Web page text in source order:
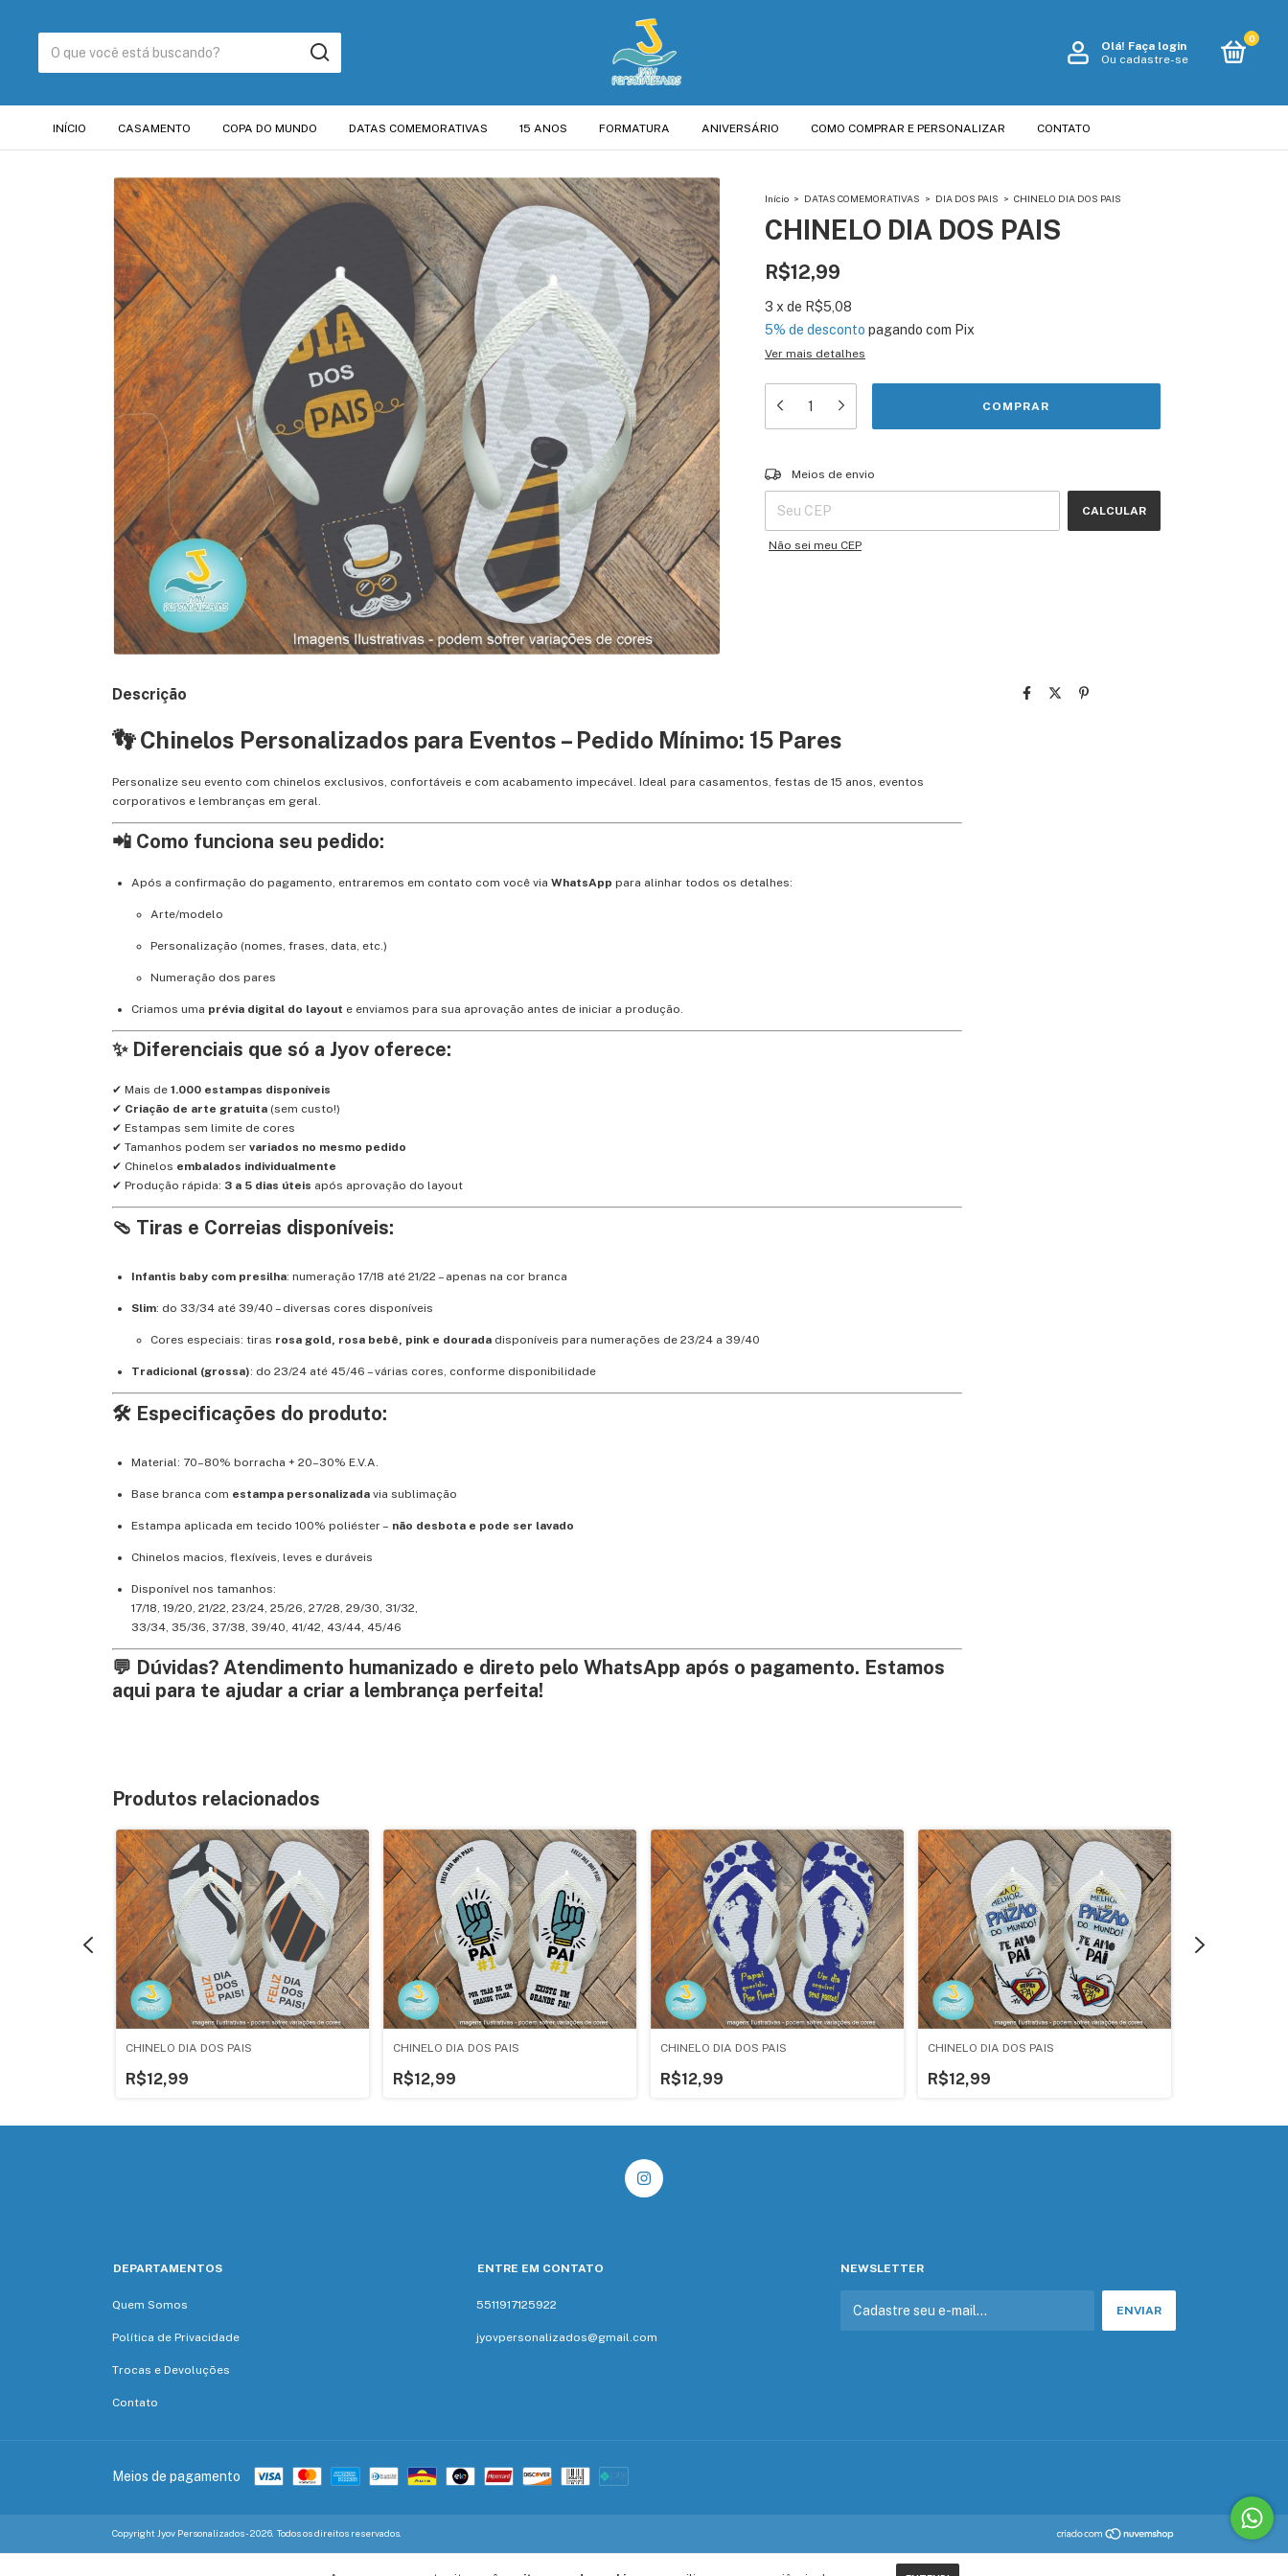
Olá! Faça login
Ou cadastre-se
0
INÍCIO CASAMENTO COPA DO MUNDO DATAS COMEMORATIVAS 15 ANOS FORMATURA ANIVERSÁRIO COMO COMPRAR E PERSONALIZAR CONTATO
Início > DATAS COMEMORATIVAS > DIA DOS PAIS > CHINELO DIA DOS PAIS
CHINELO DIA DOS PAIS
R$12,99
3 x de R$5,08
5% de desconto pagando com Pix
Ver mais detalhes
Entregas para o CEP:
Meios de envio
CALCULAR
Não sei meu CEP
Descrição
👣 Chinelos Personalizados para Eventos – Pedido Mínimo: 15 Pares
Personalize seu evento com chinelos exclusivos, confortáveis e com acabamento impecável. Ideal para casamentos, festas de 15 anos, eventos
corporativos e lembranças em geral.
📲 Como funciona seu pedido:
Após a confirmação do pagamento, entraremos em contato com você via WhatsApp para alinhar todos os detalhes:
Arte/modelo
Personalização (nomes, frases, data, etc.)
Numeração dos pares
Criamos uma prévia digital do layout e enviamos para sua aprovação antes de iniciar a produção.
✨ Diferenciais que só a Jyov oferece:
✔ Mais de 1.000 estampas disponíveis
✔ Criação de arte gratuita (sem custo!)
✔ Estampas sem limite de cores
✔ Tamanhos podem ser variados no mesmo pedido
✔ Chinelos embalados individualmente
✔ Produção rápida: 3 a 5 dias úteis após aprovação do layout
🩴 Tiras e Correias disponíveis:
Infantis baby com presilha: numeração 17/18 até 21/22 – apenas na cor branca
Slim: do 33/34 até 39/40 – diversas cores disponíveis
Cores especiais: tiras rosa gold, rosa bebê, pink e dourada disponíveis para numerações de 23/24 a 39/40
Tradicional (grossa): do 23/24 até 45/46 – várias cores, conforme disponibilidade
🛠️ Especificações do produto:
Material: 70–80% borracha + 20–30% E.V.A.
Base branca com estampa personalizada via sublimação
Estampa aplicada em tecido 100% poliéster – não desbota e pode ser lavado
Chinelos macios, flexíveis, leves e duráveis
Disponível nos tamanhos:
17/18, 19/20, 21/22, 23/24, 25/26, 27/28, 29/30, 31/32,
33/34, 35/36, 37/38, 39/40, 41/42, 43/44, 45/46
💬 Dúvidas? Atendimento humanizado e direto pelo WhatsApp após o pagamento. Estamos
aqui para te ajudar a criar a lembrança perfeita!
Produtos relacionados
CHINELO DIA DOS PAIS
R$12,99
CHINELO DIA DOS PAIS
R$12,99
CHINELO DIA DOS PAIS
R$12,99
CHINELO DIA DOS PAIS
R$12,99
DEPARTAMENTOS
Quem Somos
Política de Privacidade
Trocas e Devoluções
Contato
ENTRE EM CONTATO
5511917125922
jyovpersonalizados@gmail.com
NEWSLETTER
Meios de pagamento
Copyright Jyov Personalizados - 2026. Todos os direitos reservados.